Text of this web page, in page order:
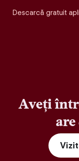
Descarcă gratuit
Aveți
are